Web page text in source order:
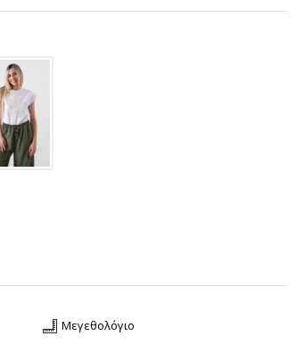
Μεγεθολόγιο